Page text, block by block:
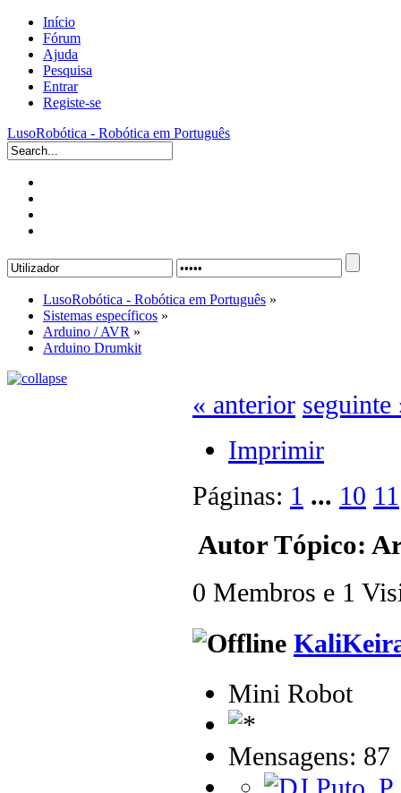
Início
Fórum
Ajuda
Pesquisa
Entrar
Registe-se
LusoRobótica - Robótica em Português
LusoRobótica - Robótica em Português »
Sistemas específicos »
Arduino / AVR »
Arduino Drumkit
« anterior seguinte
Imprimir
Páginas: 1 ... 10 11
AutorTópico:
0 Membros e 1
Mini Robot
Mensagens: 87